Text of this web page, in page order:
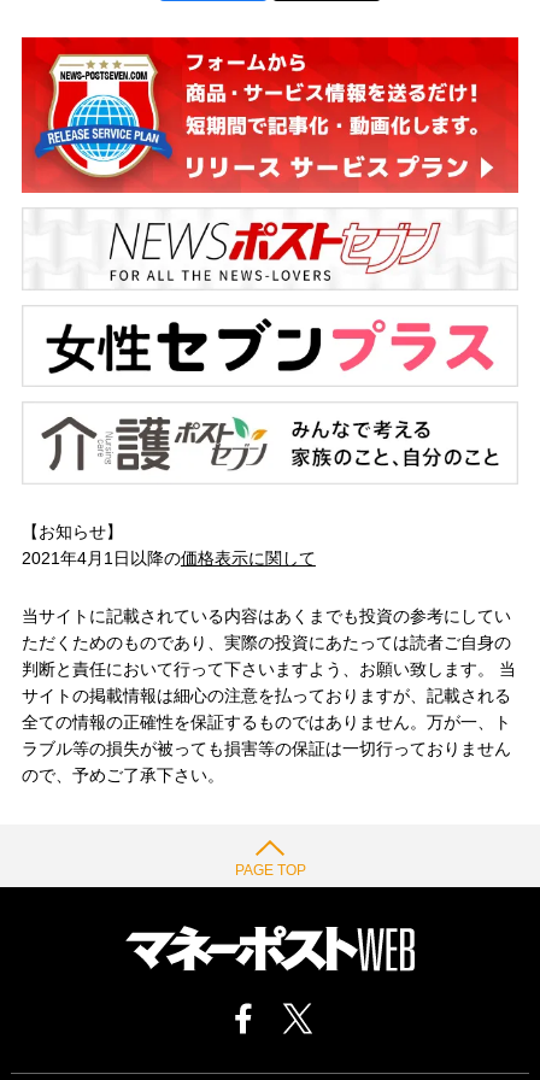
【お知らせ】
2021年4月1日以降の価格表示に関して
当サイトに記載されている内容はあくまでも投資の参考にしてい
ただくためのものであり、実際の投資にあたっては読者ご自身の
判断と責任において行って下さいますよう、お願い致します。 当
サイトの掲載情報は細心の注意を払っておりますが、記載される
全ての情報の正確性を保証するものではありません。万が一、ト
ラブル等の損失が被っても損害等の保証は一切行っておりません
ので、予めご了承下さい。
PAGE TOP